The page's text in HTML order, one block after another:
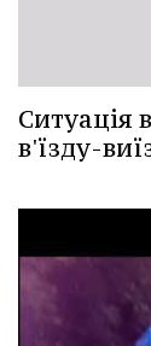
Ситуація
в'їзду-